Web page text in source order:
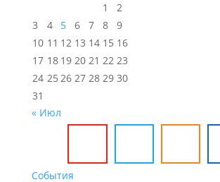
1
2
3
4 5 6 7 8
9
10 11 12 13 14 15 16
17 18 19 20 21 22 23
24 25 26 27 28 29 30
31
« Июл
События